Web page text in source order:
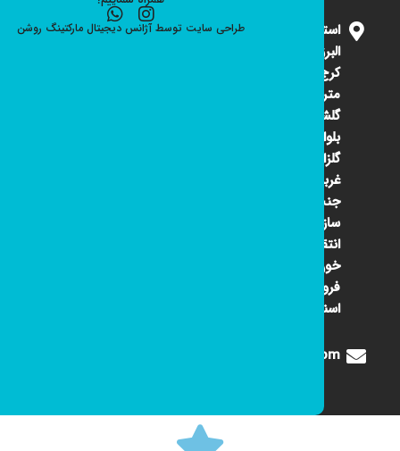
استان
البرز
متری
گلشهر
بلوار
گلزار
غربی
جنب
سازمان
انتقال
خون
فروشگاه
اسنوا
Digione1360@gmail.com
طراحی سایت توسط آژانس دیجیتال مارکتینگ روشن